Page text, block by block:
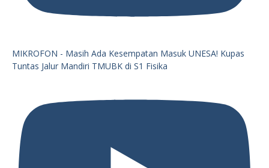
MIKROFON - Masih Ada Kesempatan Masuk UNESA! Kupas
Tuntas Jalur Mandiri TMUBK di S1 Fisika